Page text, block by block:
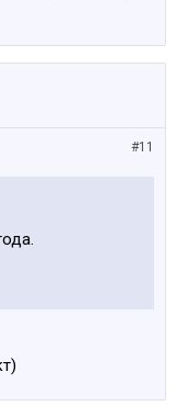
#11